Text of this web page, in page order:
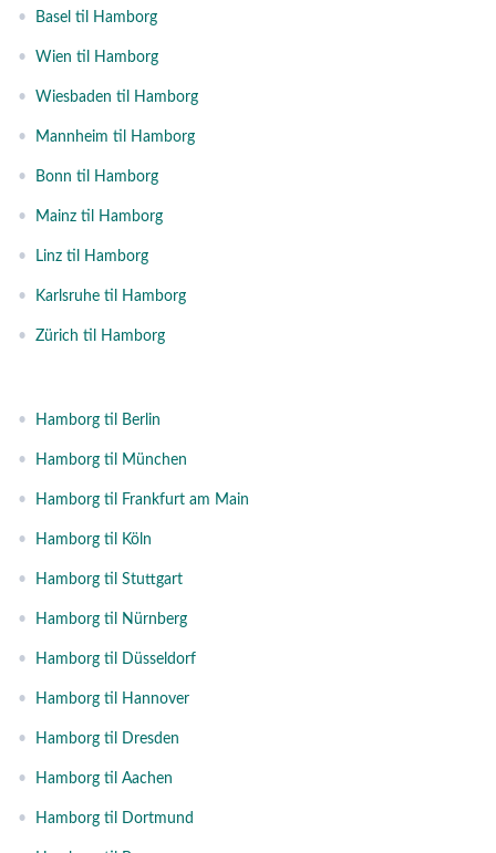
• Basel til Hamborg
• Wien til Hamborg
• Wiesbaden til Hamborg
• Mannheim til Hamborg
• Bonn til Hamborg
• Mainz til Hamborg
• Linz til Hamborg
• Karlsruhe til Hamborg
• Zürich til Hamborg
• Hamborg til Berlin
• Hamborg til München
• Hamborg til Frankfurt am Main
• Hamborg til Köln
• Hamborg til Stuttgart
• Hamborg til Nürnberg
• Hamborg til Düsseldorf
• Hamborg til Hannover
• Hamborg til Dresden
• Hamborg til Aachen
• Hamborg til Dortmund